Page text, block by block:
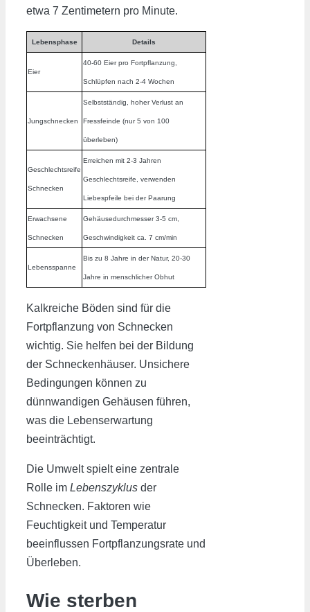
etwa 7 Zentimetern pro Minute.
Lebensphase Details
Eier
40-60 Eier pro Fortpflanzung,
Schlüpfen nach 2-4 Wochen
Jungschnecken
Selbstständig, hoher Verlust an
Fressfeinde (nur 5 von 100
überleben)
Geschlechtsreife
Schnecken
Erreichen mit 2-3 Jahren
Geschlechtsreife, verwenden
Liebespfeile bei der Paarung
Erwachsene
Schnecken
Gehäusedurchmesser 3-5 cm,
Geschwindigkeit ca. 7 cm/min
Lebensspanne
Bis zu 8 Jahre in der Natur, 20-30
Jahre in menschlicher Obhut
Kalkreiche Böden sind für die
Fortpflanzung von Schnecken
wichtig. Sie helfen bei der Bildung
der Schneckenhäuser. Unsichere
Bedingungen können zu
dünnwandigen Gehäusen führen,
was die Lebenserwartung
beeinträchtigt.
Die Umwelt spielt eine zentrale
Rolle im Lebenszyklus der
Schnecken. Faktoren wie
Feuchtigkeit und Temperatur
beeinflussen Fortpflanzungsrate und
Überleben.
Wie sterben